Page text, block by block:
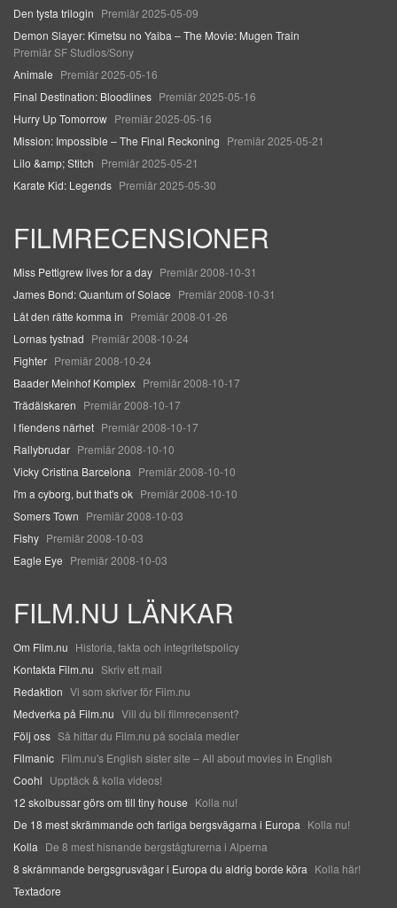
Den tysta trilogin Premiär 2025-05-09
Demon Slayer: Kimetsu no Yaiba – The Movie: Mugen Train
Premiär SF Studios/Sony
Animale Premiär 2025-05-16
Final Destination: Bloodlines Premiär 2025-05-16
Hurry Up Tomorrow Premiär 2025-05-16
Mission: Impossible – The Final Reckoning Premiär 2025-05-21
Lilo &amp; Stitch Premiär 2025-05-21
Karate Kid: Legends Premiär 2025-05-30
FILMRECENSIONER
Miss Pettigrew lives for a day Premiär 2008-10-31
James Bond: Quantum of Solace Premiär 2008-10-31
Låt den rätte komma in Premiär 2008-01-26
Lornas tystnad Premiär 2008-10-24
Fighter Premiär 2008-10-24
Baader Meinhof Komplex Premiär 2008-10-17
Trädälskaren Premiär 2008-10-17
I fiendens närhet Premiär 2008-10-17
Rallybrudar Premiär 2008-10-10
Vicky Cristina Barcelona Premiär 2008-10-10
I'm a cyborg, but that's ok Premiär 2008-10-10
Somers Town Premiär 2008-10-03
Fishy Premiär 2008-10-03
Eagle Eye Premiär 2008-10-03
FILM.NU LÄNKAR
Om Film.nu Historia, fakta och integritetspolicy
Kontakta Film.nu Skriv ett mail
Redaktion Vi som skriver för Film.nu
Medverka på Film.nu Vill du bli filmrecensent?
Följ oss Så hittar du Film.nu på sociala medier
Filmanic Film.nu's English sister site – All about movies in English
Coohl Upptäck & kolla videos!
12 skolbussar görs om till tiny house Kolla nu!
De 18 mest skrämmande och farliga bergsvägarna i Europa Kolla nu!
Kolla De 8 mest hisnande bergstågturerna i Alperna
8 skrämmande bergsgrusvägar i Europa du aldrig borde köra Kolla här!
Textadore